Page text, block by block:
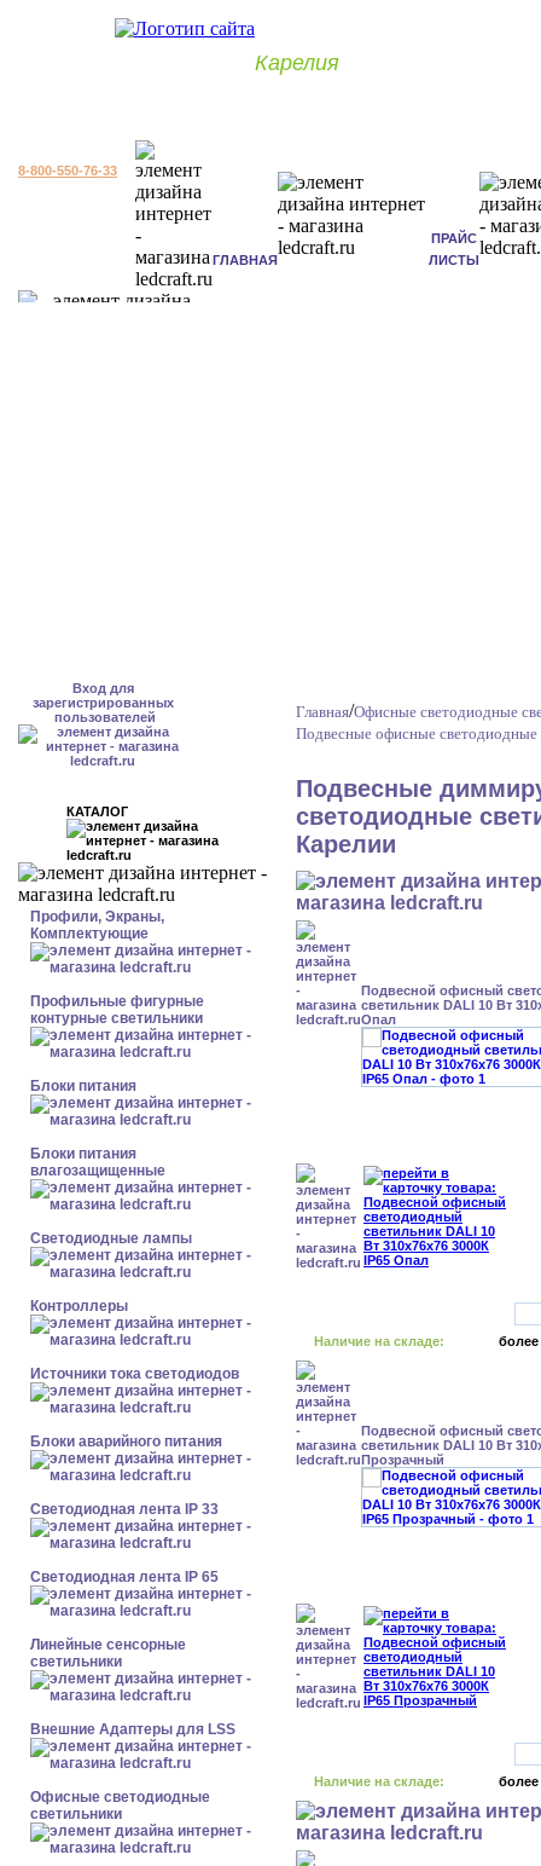
Карелия
8-800-550-76-33
ГЛАВНАЯ
ПРАЙС
ЛИСТЫ
Вход для
зарегистрированных
пользователей
КАТАЛОГ
Профили, Экраны,
Комплектующие
Профильные фигурные
контурные светильники
Блоки питания
Блоки питания
влагозащищенные
Светодиодные лампы
Контроллеры
Источники тока светодиодов
Блоки аварийного питания
Светодиодная лента IP 33
Светодиодная лента IP 65
Линейные сенсорные
светильники
Внешние Адаптеры для LSS
Офисные светодиодные
светильники
Главная/Офисные светодиодные
Подвесные офисные
Подвесные
светодиодные
Карелии
Подвесной офисный
светильник DALI 10 Вт
Опал
Наличие на складе: более
Подвесной офисный
светильник DALI 10 Вт
Прозрачный
Наличие на складе: более